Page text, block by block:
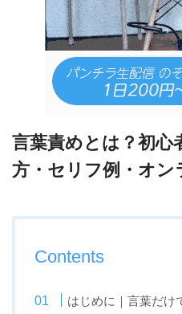
言葉責めとは？初心
方・セリフ例・オ
Contents
はじめに｜言葉だけ